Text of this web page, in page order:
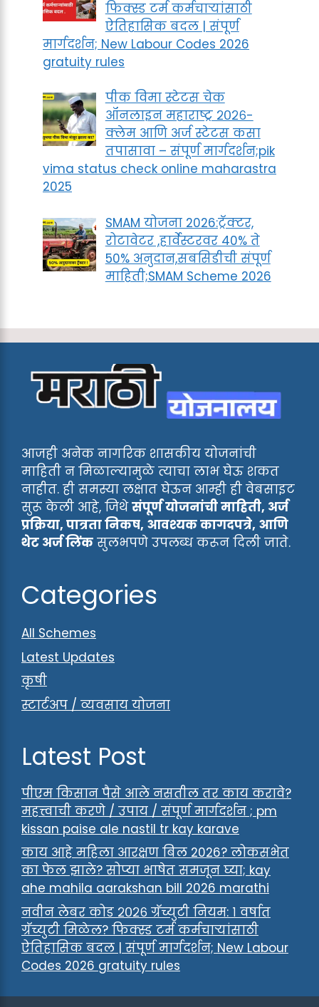
फिक्स्ड टर्म कर्मचाऱ्यांसाठी
ऐतिहासिक बदल | संपूर्ण
मार्गदर्शन; New Labour Codes 2026
gratuity rules
पीक विमा स्टेटस चेक
ऑनलाइन महाराष्ट्र २०२६-
क्लेम आणि अर्ज स्टेटस कसा
तपासावा – संपूर्ण मार्गदर्शन;pik
vima status check online maharastra
2025
SMAM योजना 2026:ट्रॅक्टर,
रोटावेटर ,हार्वेस्टरवर 40% ते
50% अनुदान,सबसिडीची संपूर्ण
माहिती;SMAM Scheme 2026
आजही अनेक नागरिक शासकीय योजनांची
माहिती न मिळाल्यामुळे त्याचा लाभ घेऊ शकत
नाहीत. ही समस्या लक्षात घेऊन आम्ही ही वेबसाइट
सुरू केली आहे, जिथेसंपूर्ण योजनांची माहिती, अर्ज
प्रक्रिया, पात्रता निकष, आवश्यक कागदपत्रे, आणि
थेट अर्ज लिंक सुलभपणे उपलब्ध करून दिली जाते.
Categories
All Schemes
Latest Updates
कृषी
स्टार्टअप / व्यवसाय योजना
Latest Post
पीएम किसान पैसे आले नसतील तर काय करावे?
महत्त्वाची करणे / उपाय / संपूर्ण मार्गदर्शन ; pm
kissan paise ale nastil tr kay karave
काय आहे महिला आरक्षण बिल 2026? लोकसभेत
का फेल झाले? सोप्या भाषेत समजून घ्या; kay
ahe mahila aarakshan bill 2026 marathi
नवीन लेबर कोड २०२६ ग्रॅच्युटी नियम: १ वर्षात
ग्रॅच्युटी मिळेल? फिक्स्ड टर्म कर्मचाऱ्यांसाठी
ऐतिहासिक बदल | संपूर्ण मार्गदर्शन; New Labour
Codes 2026 gratuity rules